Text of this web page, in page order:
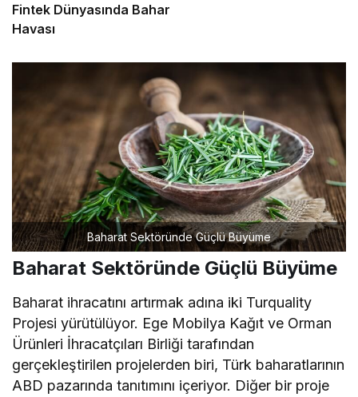
Fintek Dünyasında Bahar
Havası
Baharat Sektöründe Güçlü Büyüme
Baharat Sektöründe Güçlü Büyüme
Baharat ihracatını artırmak adına iki Turquality
Projesi yürütülüyor. Ege Mobilya Kağıt ve Orman
Ürünleri İhracatçıları Birliği tarafından
gerçekleştirilen projelerden biri, Türk baharatlarının
ABD pazarında tanıtımını içeriyor. Diğer bir proje